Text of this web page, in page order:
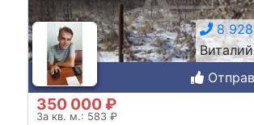
8
350 000 ₽
За кв. м.: 583 ₽